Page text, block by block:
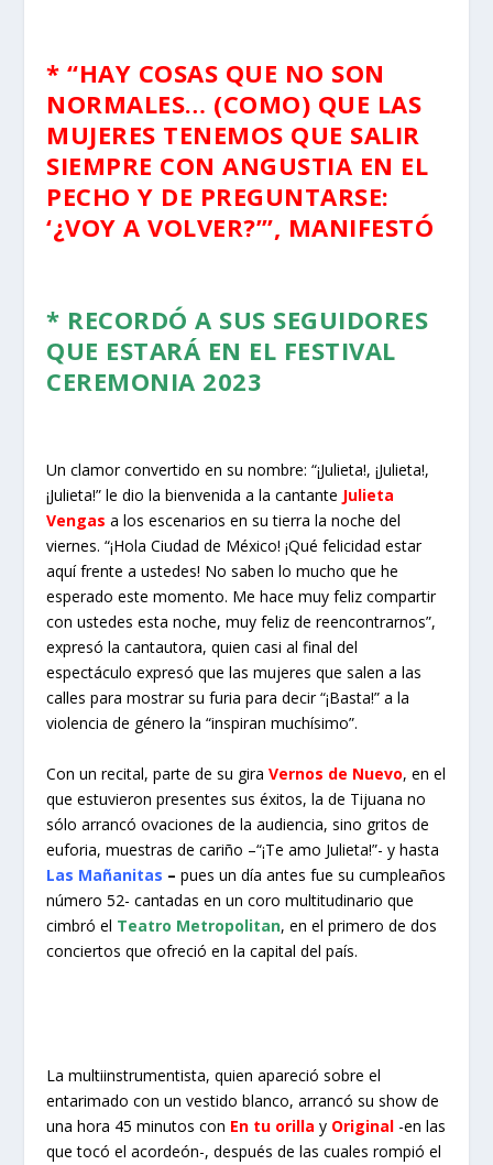
* “HAY COSAS QUE NO SON
NORMALES… (COMO) QUE LAS
MUJERES TENEMOS QUE SALIR
SIEMPRE CON ANGUSTIA EN EL
PECHO Y DE PREGUNTARSE:
‘¿VOY A VOLVER?’”, MANIFESTÓ
* RECORDÓ A SUS SEGUIDORES
QUE ESTARÁ EN EL FESTIVAL
CEREMONIA 2023
Un clamor convertido en su nombre: “¡Julieta!, ¡Julieta!,
¡Julieta!” le dio la bienvenida a la cantante Julieta
Vengas a los escenarios en su tierra la noche del
viernes. “¡Hola Ciudad de México! ¡Qué felicidad estar
aquí frente a ustedes! No saben lo mucho que he
esperado este momento. Me hace muy feliz compartir
con ustedes esta noche, muy feliz de reencontrarnos”,
expresó la cantautora, quien casi al final del
espectáculo expresó que las mujeres que salen a las
calles para mostrar su furia para decir “¡Basta!” a la
violencia de género la “inspiran muchísimo”.
Con un recital, parte de su giraVernos de Nuevo, en el
que estuvieron presentes sus éxitos, la de Tijuana no
sólo arrancó ovaciones de la audiencia, sino gritos de
euforia, muestras de cariño –“¡Te amo Julieta!”- y hasta
Las Mañanitas – pues un día antes fue su cumpleaños
número 52- cantadas en un coro multitudinario que
cimbró el Teatro Metropolitan, en el primero de dos
conciertos que ofreció en la capital del país.
La multiinstrumentista, quien apareció sobre el
entarimado con un vestido blanco, arrancó su show de
una hora 45 minutos con En tu orilla y Original -en las
que tocó el acordeón-, después de las cuales rompió el